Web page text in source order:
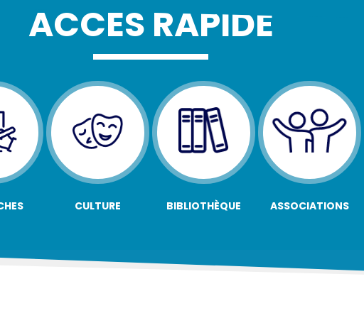
ACCÈS RAPIDE
CULTURE BIBLIOTHÈQUE ASSOCIATIONS